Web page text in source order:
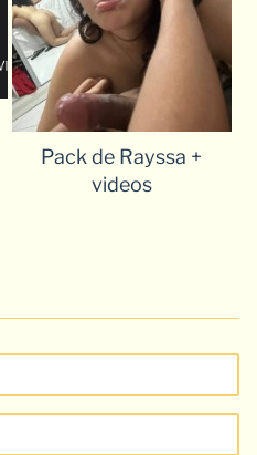
Pack de Rayssa +
videos